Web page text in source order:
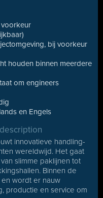
bij voorkeur
houden binnen meerdere
om engineers
en Engels
innovatieve handling-
wereldwijd. Het gaat
slimme paklijnen tot
Binnen de
wordt er nauw
productie en service om